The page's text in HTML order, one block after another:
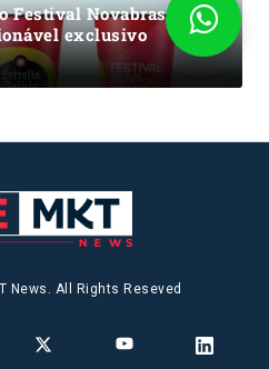
Festival Novabrasil
exclusivo
News. All Rights Reseved